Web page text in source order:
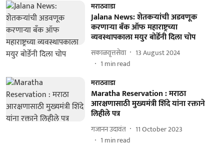
मराठवाडा
Jalana News: शेतकऱ्यांची अडवणूक
करणाऱ्या बँक ऑफ महाराष्ट्रच्या
व्यवस्थापकाला मयुर बोर्डेंनी दिला चोप
सकाळवृत्तसेवा
13 August 2024
1 min read
मराठवाडा
Maratha Reservation : मराठा
आरक्षणासाठी मुख्यमंत्री शिंदे यांना रक्ताने
लिहीले पत्र
गजानन उदावंत
11 October 2023
1 min read